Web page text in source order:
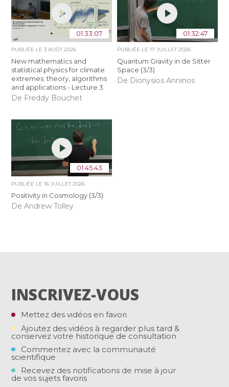
01:33:07
PUBLIÉE LE3 AOÛT 2026
New mathematics and
statistical physics for climate
extremes: theory, algorithms
and applications - Lecture 3
De Freddy Bouchet
01:32:47
PUBLIÉE LE 17 JUILLET 2026
Quantum Gravity in de Sitter
Space (3/3)
De Dionysios Anninos
01:45:43
PUBLIÉE LE16 JUILLET 2026
Positivity in Cosmology (3/3)
De Andrew Tolley
INSCRIVEZ-VOUS
Mettez des vidéos en favori
Ajoutez des vidéos à regarder plus tard &
conservez votre historique de consultation
Commentez avec la communauté
scientifique
Recevez des notifications de mise à jour
de vos sujets favoris